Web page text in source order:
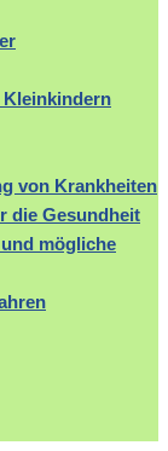
von Krankheiten
die Gesundheit
mögliche